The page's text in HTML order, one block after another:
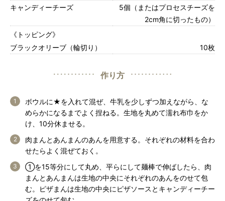
キャンディーチーズ
5個（またはプロセスチーズを
2cm角に切ったもの）
《トッピング》
ブラックオリーブ（輪切り）
10枚
作り方
ボウルに★を入れて混ぜ、牛乳を少しずつ加えながら、な
めらかになるまでよく捏ねる。生地を丸めて濡れ布巾をか
け、10分休ませる。
肉まんとあんまんのあんを用意する。それぞれの材料を合わ
せたらよく混ぜておく。
①を15等分にして丸め、平らにして麺棒で伸ばしたら、肉
まんとあんまんは生地の中央にそれぞれのあんをのせて包
む。ピザまんは生地の中央にピザソースとキャンディーチー